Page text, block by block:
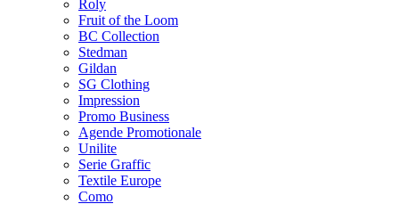
Roly
Fruit of the Loom
BC Collection
Stedman
Gildan
SG Clothing
Impression
Promo Business
Agende Promotionale
Unilite
Serie Graffic
Textile Europe
Como